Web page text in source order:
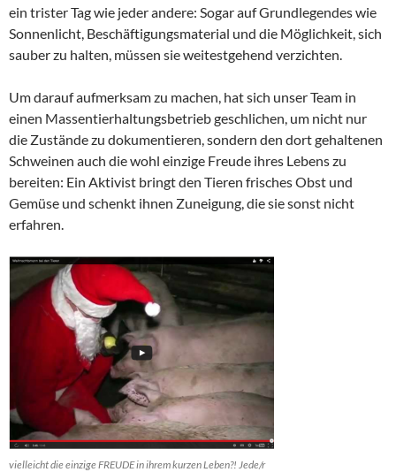
ein trister Tag wie jeder andere: Sogar auf Grundlegendes wie
Sonnenlicht, Beschäftigungsmaterial und die Möglichkeit, sich
sauber zu halten, müssen sie weitestgehend verzichten.
Um darauf aufmerksam zu machen, hat sich unser Team in
einen Massentierhaltungsbetrieb geschlichen, um nicht nur
die Zustände zu dokumentieren, sondern den dort gehaltenen
Schweinen auch die wohl einzige Freude ihres Lebens zu
bereiten: Ein Aktivist bringt den Tieren frisches Obst und
Gemüse und schenkt ihnen Zuneigung, die sie sonst nicht
erfahren.
vielleicht die einzige FREUDE in ihrem kurzen Leben?! Jede/r